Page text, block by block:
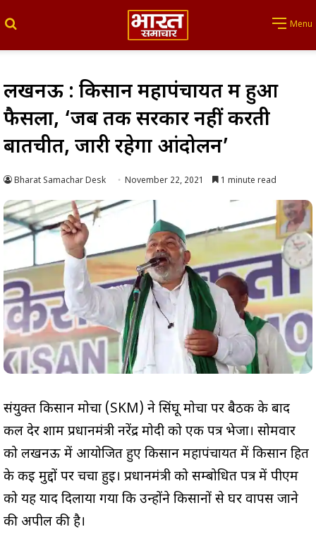
Menu
लखनऊ : किसान महापंचायत में हुआ
फैसला, ‘जब तक सरकार नहीं करती
बातचीत, जारी रहेगा आंदोलन’
Bharat Samachar Desk November 22, 2021 1 minute read
संयुक्त किसान मोर्चा (SKM) ने सिंघू मोर्चा पर बैठक के बाद
कल देर शाम प्रधानमंत्री नरेंद्र मोदी को एक पत्र भेजा। सोमवार
को लखनऊ में आयोजित हुए किसान महापंचायत में किसान हित
के कई मुद्दों पर चर्चा हुई। प्रधानमंत्री को सम्बोधित पत्र में पीएम
को यह याद दिलाया गया कि उन्होंने किसानों से घर वापस जाने
की अपील की है।